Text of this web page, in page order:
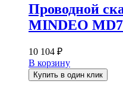
Проводной
MINDEO
10 104 ₽
В корзину
Купить в один клик